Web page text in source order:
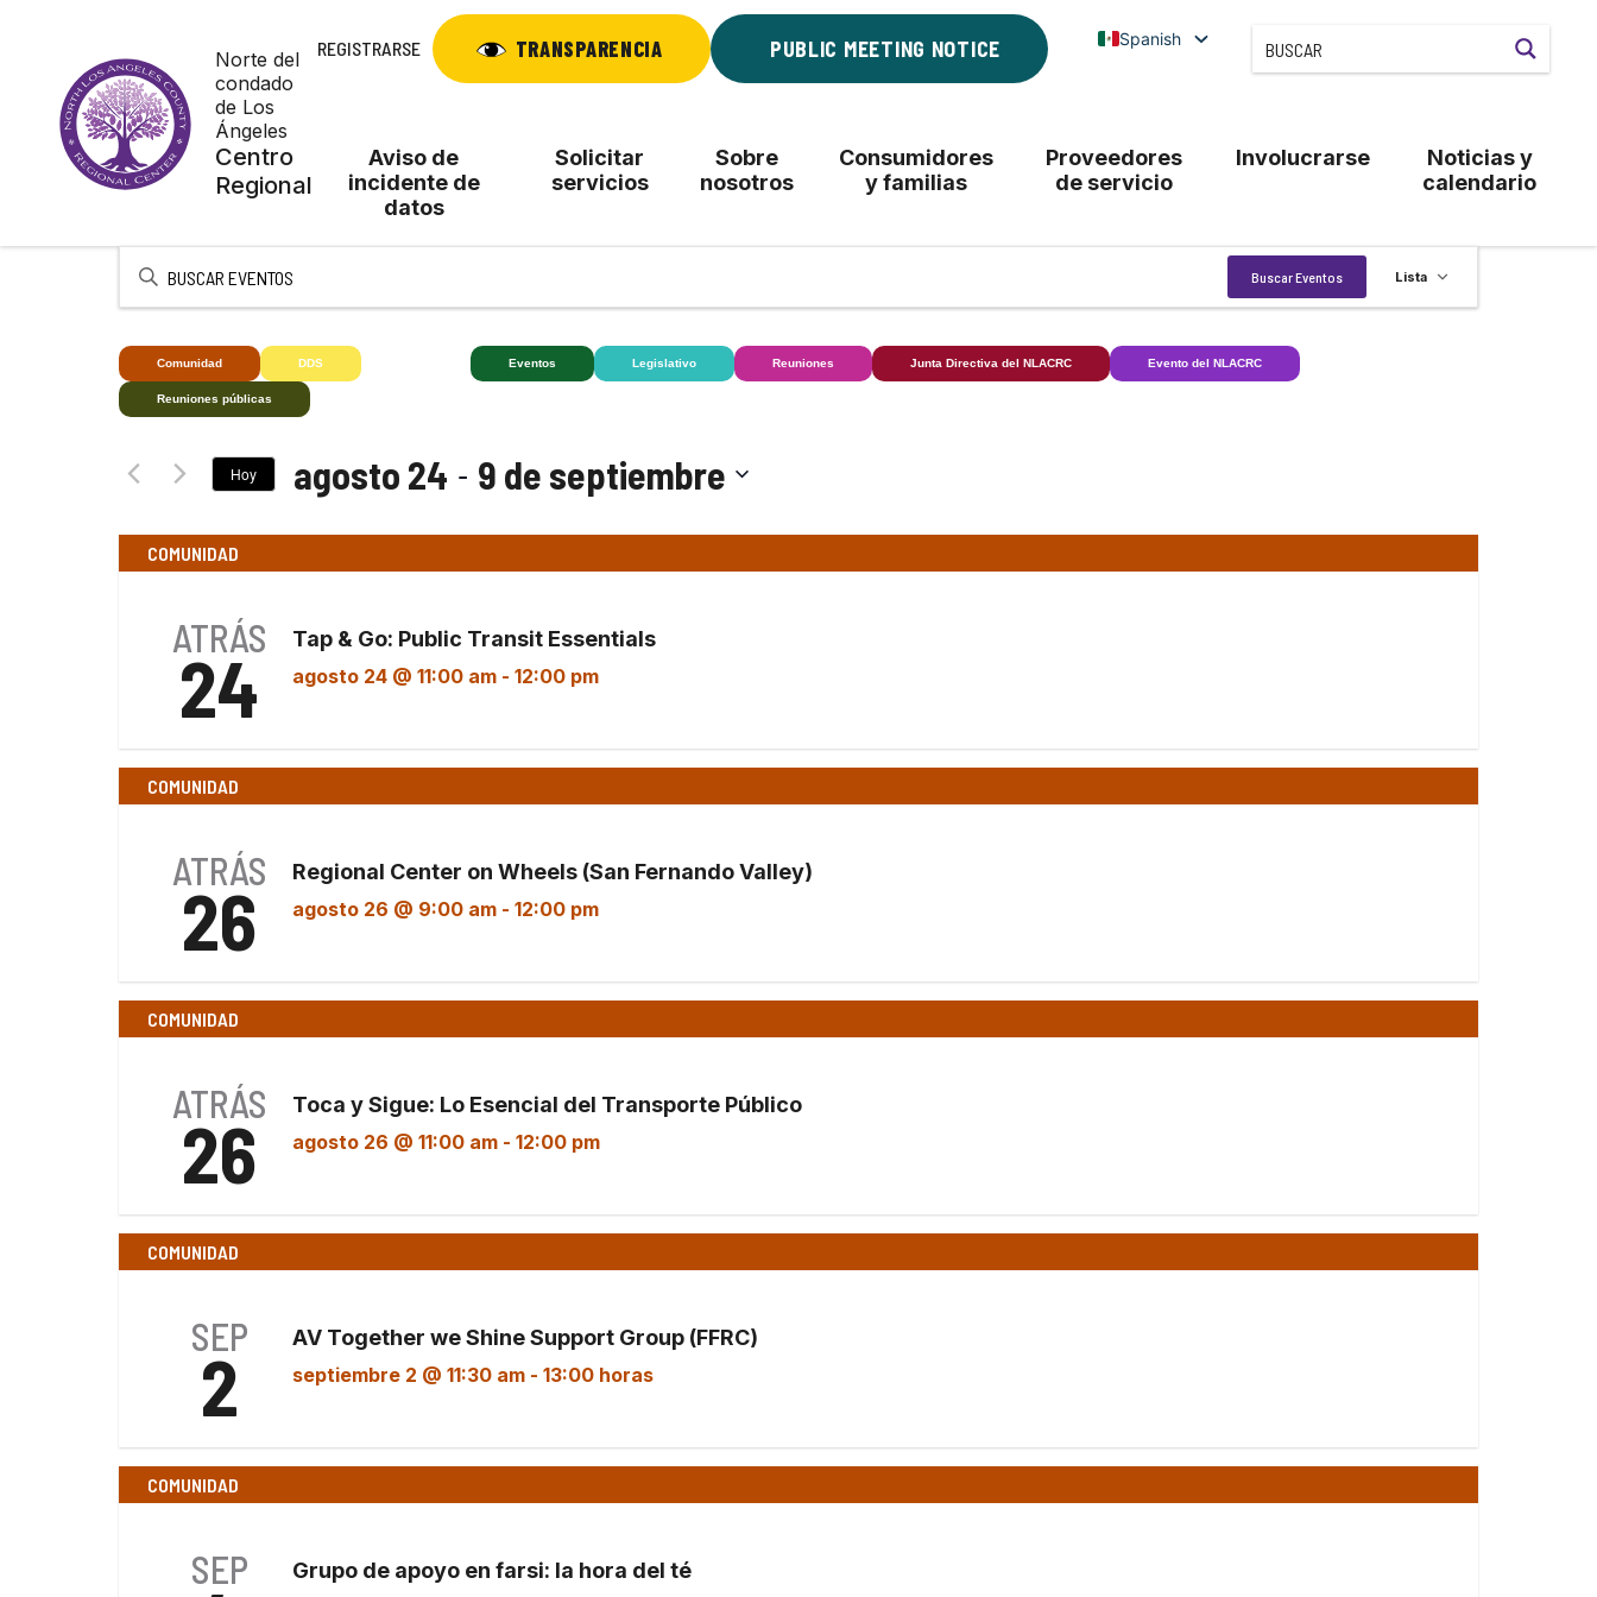
Norte del
condado
de Los
Ángeles
Centro
Regional
REGISTRARSE TRANSPARENCIA PUBLIC MEETING NOTICE Spanish
Aviso de
incidente de
datos
Solicitar
servicios
Sobre
nosotros
Consumidores
y familias
Proveedores
de servicio
Involucrarse
Noticias y
calendario
Introduce
clave.
Busca
Eventos
la
Buscar Eventos Lista
Comunidad DDS Eventos Legislativo Reuniones Junta Directiva del NLACRC Evento del NLACRC
Reuniones públicas
Hoy agosto 24 - 9 de septiembre
fecha.
COMUNIDAD
ATRÁS
24
Tap & Go: Public Transit Essentials
agosto 24 @ 11:00 am- 12:00 pm
COMUNIDAD
ATRÁS
26
Regional Center on Wheels (San Fernando Valley)
agosto 26 @ 9:00 am- 12:00 pm
COMUNIDAD
ATRÁS
26
Toca y Sigue: Lo Esencial del Transporte Público
agosto 26 @ 11:00 am- 12:00 pm
COMUNIDAD
SEP
2
AV Together we Shine Support Group (FFRC)
septiembre 2 @ 11:30 am- 13:00 horas
COMUNIDAD
SEP Grupo de apoyo en farsi: la hora del té